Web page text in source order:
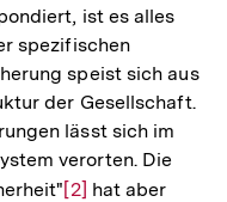
ist es alles
spezifischen
speist sich aus
der Gesellschaft.
lässt sich im
verorten. Die
Zur
[2] hat aber